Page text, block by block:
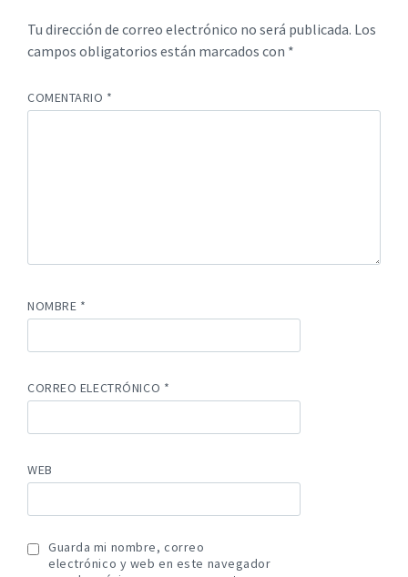
Tu dirección de correo electrónico no será publicada. Los
campos obligatorios están marcados con *
COMENTARIO *
NOMBRE *
CORREO ELECTRÓNICO *
WEB
Guarda mi nombre, correo
electrónico y web en este navegador